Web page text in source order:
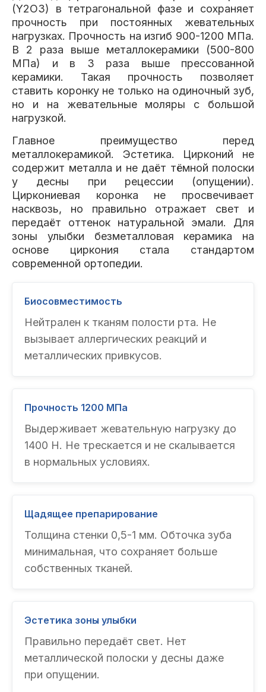
(Y2O3) в тетрагональной фазе и сохраняет
прочность при постоянных жевательных
нагрузках. Прочность на изгиб 900-1200 МПа.
В 2 раза выше металлокерамики (500-800
МПа) и в 3 раза выше прессованной
керамики. Такая прочность позволяет
ставить коронку не только на одиночный зуб,
но и на жевательные моляры с большой
нагрузкой.
Главное преимущество перед
металлокерамикой. Эстетика. Цирконий не
содержит металла и не даёт тёмной полоски
у десны при рецессии (опущении).
Циркониевая коронка не просвечивает
насквозь, но правильно отражает свет и
передаёт оттенок натуральной эмали. Для
зоны улыбки безметалловая керамика на
основе циркония стала стандартом
современной ортопедии.
Биосовместимость
Нейтрален к тканям полости рта. Не
вызывает аллергических реакций и
металлических привкусов.
Прочность 1200 МПа
Выдерживает жевательную нагрузку до
1400 Н. Не трескается и не скалывается
в нормальных условиях.
Щадящее препарирование
Толщина стенки 0,5-1 мм. Обточка зуба
минимальная, что сохраняет больше
собственных тканей.
Эстетика зоны улыбки
Правильно передаёт свет. Нет
металлической полоски у десны даже
при опущении.